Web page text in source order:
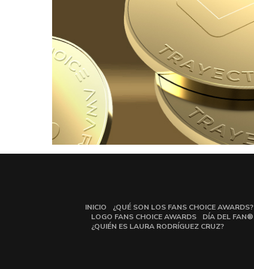
INICIO ¿QUÉ SON LOS FANS CHOICE AWARDS?
LOGO FANS CHOICE AWARDS
DÍA DEL FAN®
¿QUIÉN ES LAURA RODRÍGUEZ CRUZ?